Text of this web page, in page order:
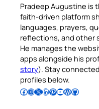
Pradeep Augustine is
faith-driven platform
languages, prayers,
reflections, and other
He manages the
apps alongside his
story). Stay
profiles below.
Follow Pradeep on Facebook Follow Pradeep on InstagramFollow Pradeep on X Follow Pradeep on LinkedIn Follow Pradeep on Pinterest Subscribe to Pradeep’s Youtube Channel Follow Pradeep on WordPress Follow Pradeep on GitHub